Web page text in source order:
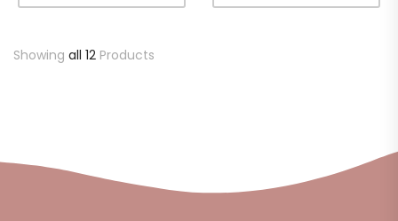
Showing all 12 Products